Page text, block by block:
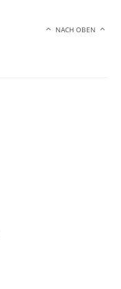
NACH OBEN